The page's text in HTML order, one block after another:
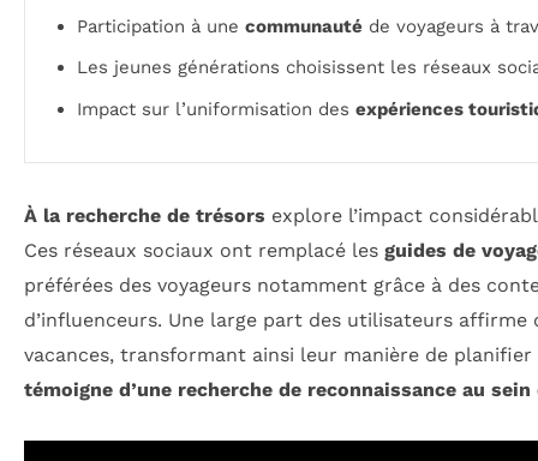
Participation à une communauté de voyageurs à
Les jeunes générations choisissent les réseaux
Impact sur l’uniformisation des expériences
À la recherche de trésors explore l’impact
Ces réseaux sociaux ont remplacé les guides de
préférées des voyageurs notamment grâce à des
d’influenceurs. Une large part des utilisateurs
vacances, transformant ainsi leur manière de planifier
témoigne d’une recherche de reconnaissance au